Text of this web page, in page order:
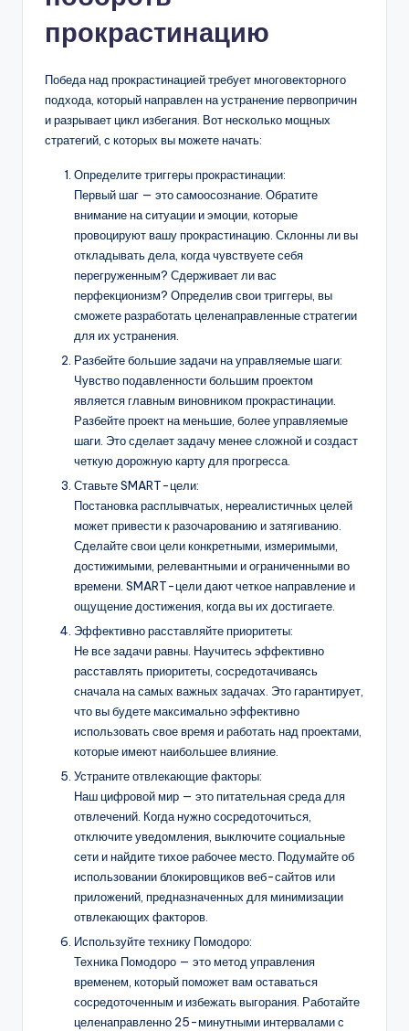
прокрастинацию
Победа над прокрастинацией требует многовекторного
подхода, который направлен на устранение первопричин
и разрывает цикл избегания. Вот несколько мощных
стратегий, с которых вы можете начать:
Определите триггеры прокрастинации:
Первый шаг — это самоосознание. Обратите
внимание на ситуации и эмоции, которые
провоцируют вашу прокрастинацию. Склонны ли вы
откладывать дела, когда чувствуете себя
перегруженным? Сдерживает ли вас
перфекционизм? Определив свои триггеры, вы
сможете разработать целенаправленные стратегии
для их устранения.
Разбейте большие задачи на управляемые шаги:
Чувство подавленности большим проектом
является главным виновником прокрастинации.
Разбейте проект на меньшие, более управляемые
шаги. Это сделает задачу менее сложной и создаст
четкую дорожную карту для прогресса.
Ставьте SMART-цели:
Постановка расплывчатых, нереалистичных целей
может привести к разочарованию и затягиванию.
Сделайте свои цели конкретными, измеримыми,
достижимыми, релевантными и ограниченными во
времени. SMART-цели дают четкое направление и
ощущение достижения, когда вы их достигаете.
Эффективно расставляйте приоритеты:
Не все задачи равны. Научитесь эффективно
расставлять приоритеты, сосредотачиваясь
сначала на самых важных задачах. Это гарантирует,
что вы будете максимально эффективно
использовать свое время и работать над проектами,
которые имеют наибольшее влияние.
Устраните отвлекающие факторы:
Наш цифровой мир — это питательная среда для
отвлечений. Когда нужно сосредоточиться,
отключите уведомления, выключите социальные
сети и найдите тихое рабочее место. Подумайте об
использовании блокировщиков веб-сайтов или
приложений, предназначенных для минимизации
отвлекающих факторов.
Используйте технику Помодоро:
Техника Помодоро — это метод управления
временем, который поможет вам оставаться
сосредоточенным и избежать выгорания. Работайте
целенаправленно 25-минутными интервалами с